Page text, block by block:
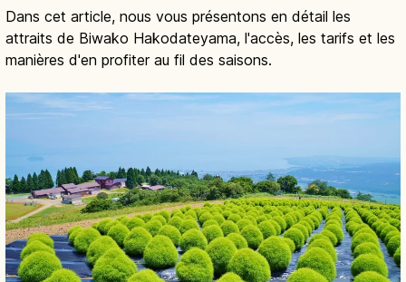
Dans cet article, nous vous présentons en détail les
attraits de Biwako Hakodateyama, l'accès, les tarifs et les
manières d'en profiter au fil des saisons.